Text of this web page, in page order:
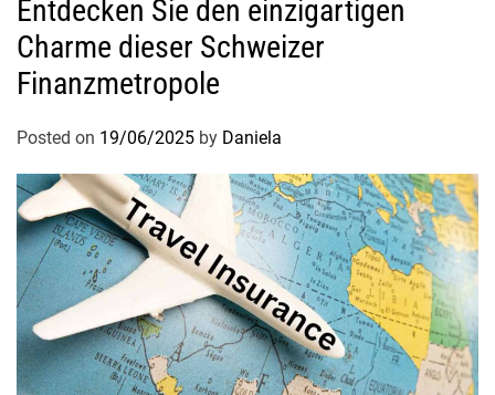
Entdecken Sie den einzigartigen
Charme dieser Schweizer
Finanzmetropole
Posted on 19/06/2025 by Daniela